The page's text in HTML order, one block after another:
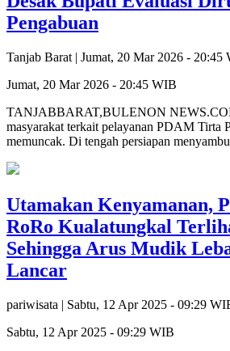
Pengabuan
Tanjab Barat | Jumat, 20 Mar 2026 - 20:45
Jumat, 20 Mar 2026 - 20:45 WIB
TANJABBARAT,BULENON
masyarakat terkait pelayanan PDAM Tirta
memuncak. Di tengah persiapan
Utamakan Kenyamanan,
RoRo Kualatungkal
Sehingga Arus Mudik
Lancar
pariwisata | Sabtu, 12 Apr 2025 - 09:29
Sabtu, 12 Apr 2025 - 09:29 WIB